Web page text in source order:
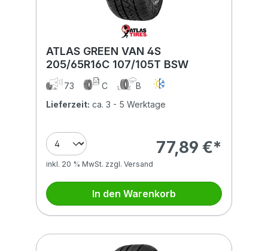
ATLAS GREEN VAN 4S
205/65R16C 107/105T BSW
73 C
B
Lieferzeit: ca. 3 - 5 Werktage
77,89 €*
inkl. 20 % MwSt. zzgl. Versand
In den Warenkorb